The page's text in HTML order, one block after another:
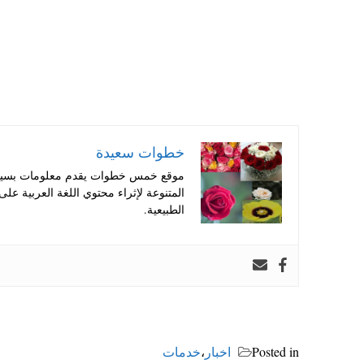
خطوات سعيدة
موقع خمس خطوات يقدم معلومات
المتنوعة لإثراء محتوي اللغة العربية
الطبيعية.
Posted in اخبار ،خدمات